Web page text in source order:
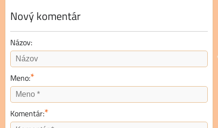
Nový komentár
Názov:
Meno:*
Komentár:*